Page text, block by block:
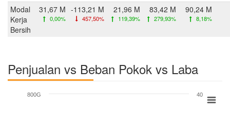
Modal
Kerja
Bersih
31,67 M
0,00%
-113,21 M
457,50%
21,96 M
119,39%
83,42 M
279,93%
90,24 M
8,18%
Penjualan vs Beban Pokok vs Laba
800G 40